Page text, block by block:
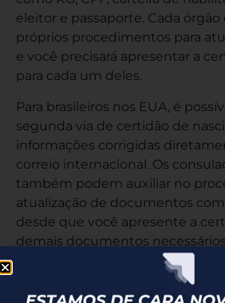
eleitor e passaporte. Cada
próprios procedimentos para
e você precisará apresentar a
para cada um deles.
Para brasileiros nos EUA, é
segunda via de certidão de
informações corrigidas
correio internacional. Os
também podem auxiliar no
atualização de documentos
desde que você apresente a
demais documentos
Retificação x